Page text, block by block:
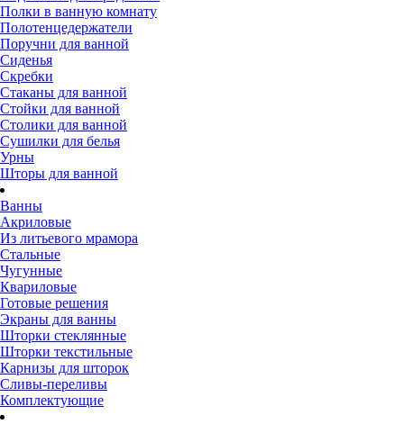
Полки в ванную комнату
Полотенцедержатели
Поручни для ванной
Сиденья
Скребки
Стаканы для ванной
Стойки для ванной
Столики для ванной
Сушилки для белья
Урны
Шторы для ванной
Ванны
Акриловые
Из литьевого мрамора
Стальные
Чугунные
Квариловые
Готовые решения
Экраны для ванны
Шторки стеклянные
Шторки текстильные
Карнизы для шторок
Сливы-переливы
Комплектующие